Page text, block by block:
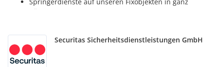
Securitas Sicherheitsdienstleistungen GmbH